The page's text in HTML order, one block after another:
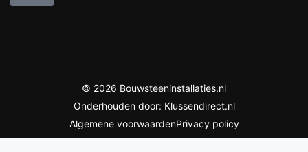
© 2026 Bouwsteeninstallaties.nl
Onderhouden door: Klussendirect.nl
Algemene voorwaardenPrivacy policy